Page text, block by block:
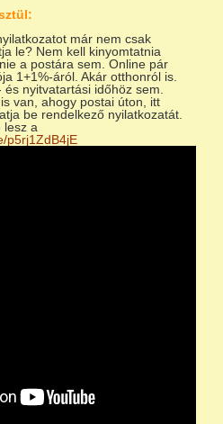
már nem csak
le? Nem kell kinyomtatnia
a postára sem. Online pár
1+1%-áról. Akár otthonról is.
nyitvatartási időhöz sem.
van, ahogy postai úton, itt
be rendelkező nyilatkozatát.
lesz a
p5rj1ZdB4jE